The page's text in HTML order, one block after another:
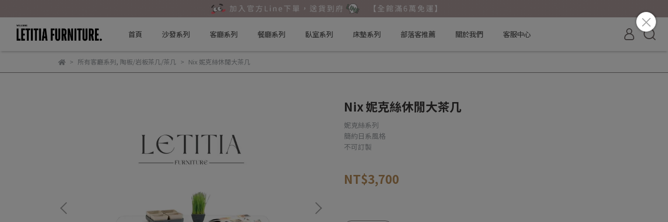
首頁 沙發系列 客廳系列 餐廳系列 臥室系列 床墊系列 部落客推薦 關於我們 客服中心
所有客廳系列, 陶板/岩板茶几/茶几 Nix 妮克絲休閒大茶几
Nix 妮克絲休閒大茶几
妮克絲系列
簡約日系風格
不可訂製
NT$3,700